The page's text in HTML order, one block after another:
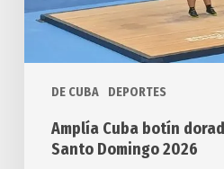
DE CUBA DEPORTES
Domingo
Amplía Cuba botín
Santo Domingo 2026